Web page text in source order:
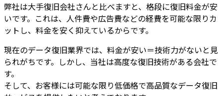
弊社は大手復旧会社さんと比べますと、 格段に復旧料金が安
いです。これは、 人件費や広告費などの経費を可能な限りカ
ット し、 料金を安く抑えているからです。
現在のデータ復旧業界では、料金が安い＝技術力がないと見
られがちです。しかし、 当社は高度な復旧技術がある会社で
す。
そして、 お客様には可能な限り低価格で高品質なデータ復旧